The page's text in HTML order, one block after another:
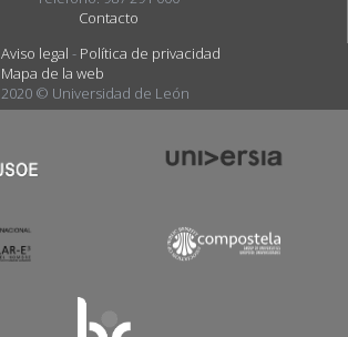
Contacto
Aviso legal - Política de privacidad
Mapa de la web
2020 © Universidad de León